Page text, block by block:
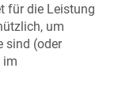
für die Leistung
um
sind (oder
im